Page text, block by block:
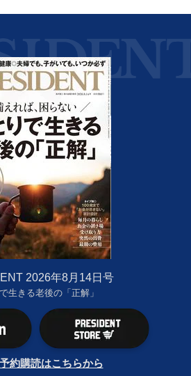
2026年8月14日号
生きる老後の「正解」
約購読はこちらから